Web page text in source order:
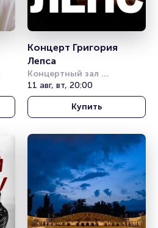
Концерт Григория
Лепса
Концертный зал
"Звездный"
им.В.Шайдерова
11 авг, вт, 20:00
Купить